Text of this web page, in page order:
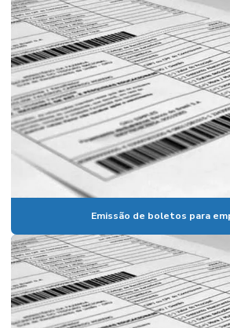
Emissão de boletos para